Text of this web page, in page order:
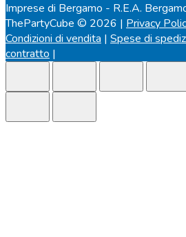
Imprese di Bergamo - R.E.A.
ThePartyCube © 2026 | Privacy
Condizioni di vendita | Spese di
contratto |